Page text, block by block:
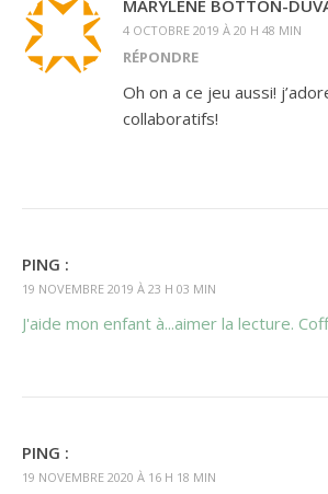
MARYLENE BOTTON-
4 OCTOBRE 2019 À 20 H 48 MIN
RÉPONDRE
Oh on a ce jeu aussi!
collaboratifs!
PING :
19 NOVEMBRE 2019 À 23 H 03 MIN
J'aide mon enfant à...aimer la lecture.
PING :
19 NOVEMBRE 2020 À 16 H 18 MIN